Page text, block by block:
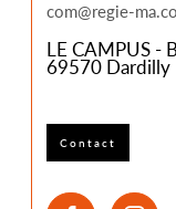
com@regie-
LE CAMPUS -
69570
Dardilly
Contact